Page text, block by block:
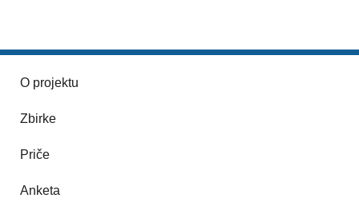
O projektu
Zbirke
Priče
Anketa